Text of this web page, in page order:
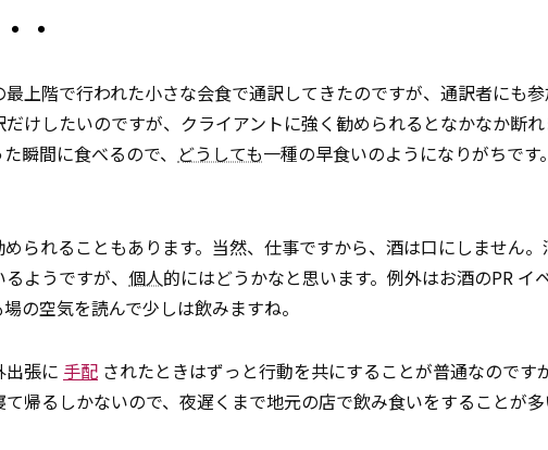
・
上階で行われた小さな会食で通訳してきたのですが、通訳者にも
けしたいのですが、クライアントに強く勧められるとなかなか断
瞬間に食べるので、 どうしても一種の早食いのようになりがちで
られることもあります。当然、仕事ですから、酒は口にしません
ようですが、 個人的にはどうかなと思います。例外はお酒のPR イ
の空気を読んで少しは飲みますね。
出張に 手配 されたときはずっと行動を共にすることが普通なのです
帰るしかないので、夜遅くまで地元の店で飲み食いをすることが多